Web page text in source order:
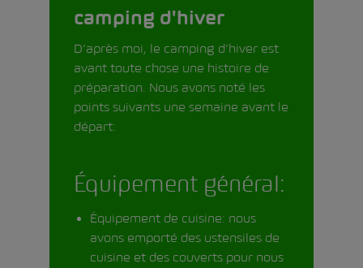
camping d'hiver
D’après moi, le camping d’hiver est
avant toute chose une histoire de
préparation. Nous avons noté les
points suivants une semaine avant le
départ:
Équipement général:
Équipement de cuisine: nous
avons emporté des ustensiles de
cuisine et des couverts pour nous